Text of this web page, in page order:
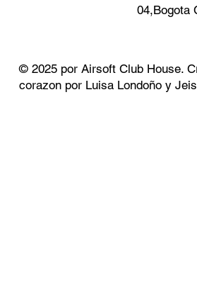
04,Bogota
© 2025 por Airsoft Club House.
corazon por Luisa Londoño y